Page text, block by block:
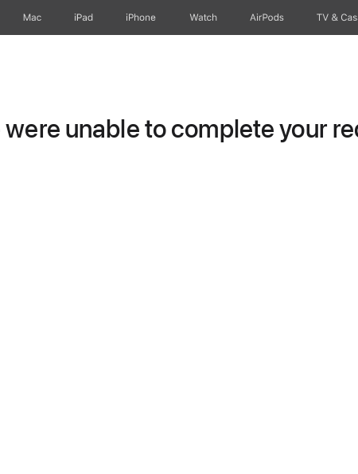
Mac iPad iPhone Watch AirPods TV &
were unable to complete your